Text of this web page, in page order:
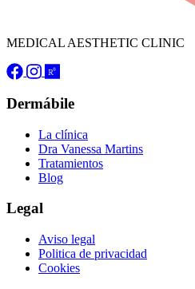
MEDICAL AESTHETIC CLINIC
Dermábile
La clínica
Dra Vanessa Martins
Tratamientos
Blog
Legal
Aviso legal
Politica de privacidad
Cookies